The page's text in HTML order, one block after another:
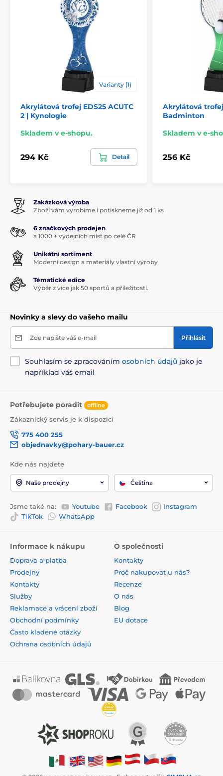
Varianty (1)
Akrylátová trofej EDS25 ACUTC
2 | Kynologie
Skladem v e-shopu.
294 Kč Detail
Akrylátová
Badminton
Skladem v e-
256 Kč
Zakázková výroba
Zboží vám vyrobíme i potiskneme již od 1 ks
6 značkových prodejen
a 1000 + výdejních míst po celé ČR
Unikátní sortiment
Moderní design a materiály vlastní výroby
Tématické edice
Výběr z více jak 50 sportů a příležitostí.
Novinky a slevy do vašeho mailu
Zde napište váš e-mail Přihlásit
Souhlasím se zpracováním osobních údajů jako je
například váš email
Potřebujete poradit offline
Zákaznický servis je k dispozici
775 400 255
objednavky@pohary-bauer.cz
Kde nás najdete
Naše prodejny Čeština
Jsme také na: Youtube Facebook
Instagram
TikTok
WhatsApp
Informace k nákupu
Doprava a platba
Prodejny
Kontakty
Služby
Reklamace a vrácení zboží
Obchodní podmínky
Často kladené otázky
Ochrana osobních údajů
O společnosti
Kontakty
Proč nakupovat u nás?
Recenze
O nás
Blog
EU dotace